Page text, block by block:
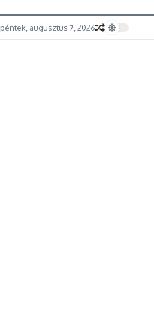
péntek, augusztus 7, 2026